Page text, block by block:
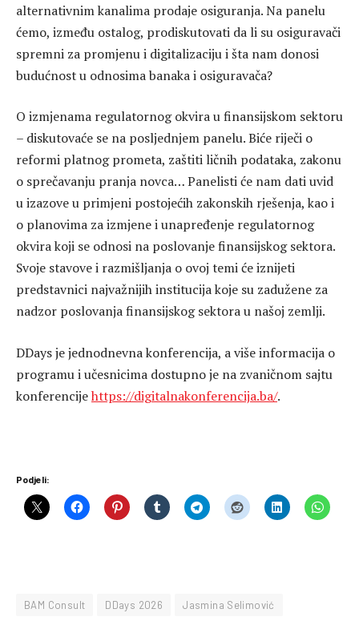
alternativnim kanalima prodaje osiguranja. Na panelu
ćemo, između ostalog, prodiskutovati da li su osiguravači
spremni za promjenu i digitalizaciju i šta nam donosi
budućnost u odnosima banaka i osiguravača?
O izmjenama regulatornog okvira u finansijskom sektoru
– diskutovaće se na posljednjem panelu. Biće riječi o
reformi platnog prometa, zaštiti ličnih podataka, zakonu
o sprečavanju pranja novca… Panelisti će nam dati uvid
u izazove u primjeni postojećih zakonskih rješenja, kao i
o planovima za izmjene i unapređenje regulatornog
okvira koji se odnosi na poslovanje finansijskog sektora.
Svoje stavove i razmišljanja o ovoj temi će iznijeti
predstavnici najvažnijih institucija koje su zadužene za
nadzor poslovanja finansijskog sektora u našoj zemlji.
DDays je jednodnevna konferencija, a više informacija o
programu i učesnicima dostupno je na zvaničnom sajtu
konferencijehttps://digitalnakonferencija.ba/.
Podjeli:
BAM Consult DDays 2026 Jasmina Selimović